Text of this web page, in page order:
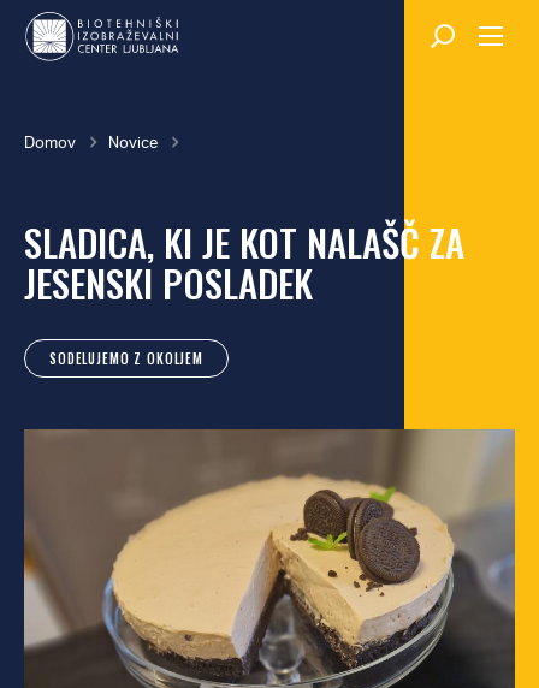
Skok
na
Breadcrumb
Domov Novice
SLADICA, KI JE KOT NALAŠČ ZA
JESENSKI POSLADEK
SODELUJEMO Z OKOLJEM